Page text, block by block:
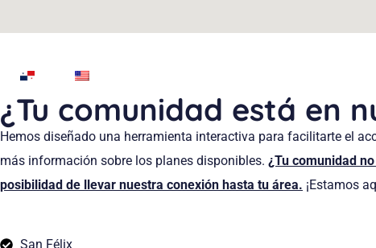
¿Tu comunidad está en
Hemos diseñado una herramienta interactiva para facilitarte el
más información sobre los planes disponibles. ¿Tu comunidad
posibilidad de llevar nuestra conexión hasta tu área. ¡Estamos
San Félix